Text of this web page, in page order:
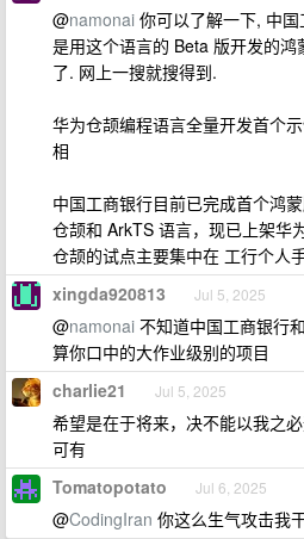
@namonai 你可以了解一下, 中
是用这个语言的 Beta 版开发的
了. 网上一搜就搜得到.
华为仓颉编程语言全量开发首个
相
中国工商银行目前已完成首个鸿
仓颉和 ArkTS 语言，现已上架华
仓颉的试点主要集中在 工行个人
xingda920813 Jul 5, 2025
@namonai 不知道中国工商银行
算你口中的大作业级别的项目
charlie21 Jul 5, 2025
希望是在于将来，决不能以我之
可有
Tomatopotato Jul 6, 2025
@CodingIran 你这么生气攻击我